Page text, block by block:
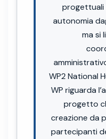
progettuali
autonomia
ma si
WP2 National
WP riguarda
progetto
creazione da
partecipanti